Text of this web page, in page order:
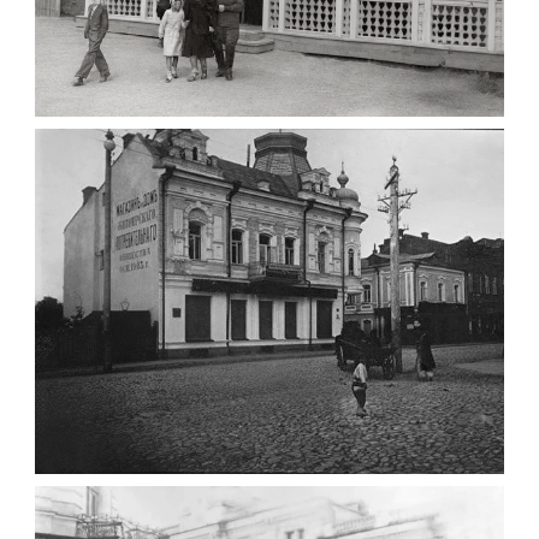
ПАВІЛЬЙОН МОРОЗИВА ЖИТОМИР 1947
Фото Житомир (1945-
1960)
Leave a comment
ФОТО ЖИТОМИРА 1905 ВУЛ.
МИХАЙЛІВСЬКА-СКОРУЛЬСЬКОГО
Фото Житомира період
до 1917 року